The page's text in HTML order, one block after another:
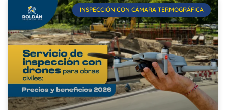
INSPECCIÓN CON CÁMARA TERMOGRÁFICA